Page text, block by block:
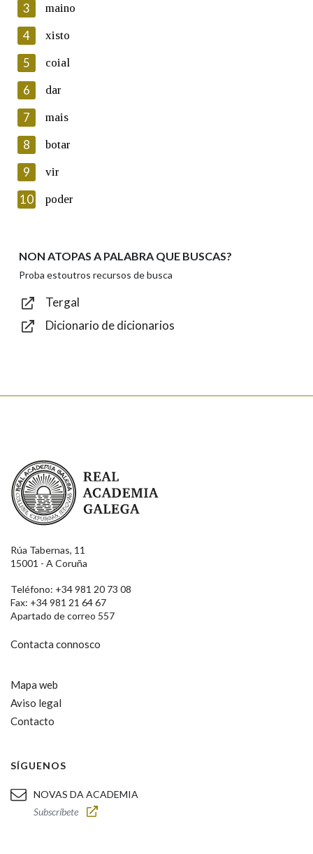
En cumprimento da normativa vixente en materia de
Protección de Datos de Carácter Persoal, a Real Academia
Galega informa a aqueles usuarios que faciliten o seu correo
electrónico, así como calquera outra información de carácter
persoal, que estes datos serán obxecto de tratamento
automatizado de carácter confidencial e incorporados aos seus
ficheiros informáticos. Así mesmo, os usuarios poderán exercer o
seu dereito de acceso, rectificación, oposición e cancelación dos
seus datos poñéndose en contacto connosco.
Lin e acepto as condicións da política de
Introduce o código que aparece na imaxe:
Texto de verificación
3 maino
4 xisto
5 coial
6 dar
7 mais
8 botar
9 vir
10 poder
NON ATOPAS A PALABRA QUE BUSCAS?
Proba estoutros recursos de busca
Tergal
Dicionario de dicionarios
Real Academia Galega
Rúa Tabernas, 11
15001 - A Coruña
Teléfono: +34 981 20 73 08
Fax: +34 981 21 64 67
Apartado de correo 557
Contacta connosco
Mapa web
Aviso legal
Contacto
SÍGUENOS
NOVAS DA ACADEMIA
Subscríbete